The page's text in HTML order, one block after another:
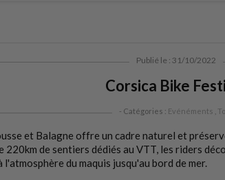
Publié le : 31/10/2022
Corsica Bike
- Catégories : Evénéments
et Balagne offre un cadre naturel et
220km de sentiers dédiés au VTT, les riders
du maquis jusqu'au bord de mer.